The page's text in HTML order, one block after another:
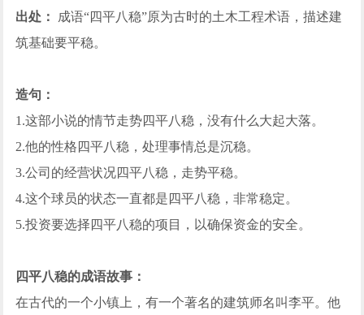
出处：
成语“四平八稳”原为古时的土木工程术语，描述建
筑基础要平稳。
造句：
1.这部小说的情节走势四平八稳，没有什么大起大落。
2.他的性格四平八稳，处理事情总是沉稳。
3.公司的经营状况四平八稳，走势平稳。
4.这个球员的状态一直都是四平八稳，非常稳定。
5.投资要选择四平八稳的项目，以确保资金的安全。
四平八稳的成语故事：
在古代的一个小镇上，有一个著名的建筑师名叫李平。他